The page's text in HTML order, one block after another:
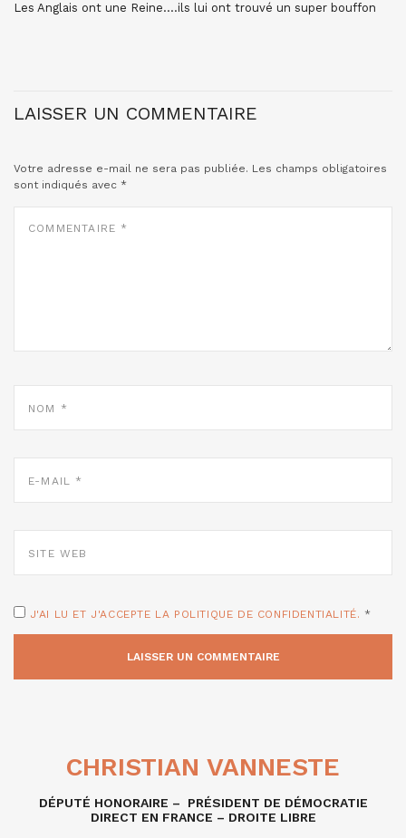
Les Anglais ont une Reine….ils lui ont trouvé un super bouffon
LAISSER UN COMMENTAIRE
Votre adresse e-mail ne sera pas publiée. Les champs obligatoires
sont indiqués avec *
MAIL
WEB
J'AI LU ET J'ACCEPTE LA POLITIQUE DE CONFIDENTIALITÉ. *
CHRISTIAN VANNESTE
DÉPUTÉ HONORAIRE – PRÉSIDENT DE DÉMOCRATIE
DIRECT EN FRANCE – DROITE LIBRE